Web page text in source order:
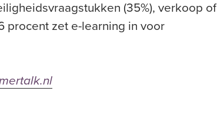
(35%), verkoop of
procent zet e-learning in voor